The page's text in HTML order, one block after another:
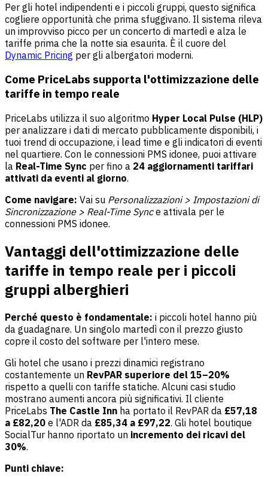
Per gli hotel indipendenti e i piccoli gruppi, questo significa
cogliere opportunità che prima sfuggivano. Il sistema rileva
un improvviso picco per un concerto di martedì e alza le
tariffe prima che la notte sia esaurita. È il cuore del
Dynamic Pricing per gli albergatori moderni.
Come PriceLabs supporta l'ottimizzazione delle
tariffe in tempo reale
PriceLabs utilizza il suo algoritmo Hyper Local Pulse (HLP)
per analizzare i dati di mercato pubblicamente disponibili, i
tuoi trend di occupazione, i lead time e gli indicatori di eventi
nel quartiere. Con le connessioni PMS idonee, puoi attivare
la Real-Time Sync per fino a 24 aggiornamenti tariffari
attivati da eventi al giorno.
Come navigare: Vai su Personalizzazioni > Impostazioni di
Sincronizzazione > Real-Time Synce attivala per le
connessioni PMS idonee.
Vantaggi dell'ottimizzazione delle
tariffe in tempo reale per i piccoli
gruppi alberghieri
Perché questo è fondamentale: i piccoli hotel hanno più
da guadagnare. Un singolo martedì con il prezzo giusto
copre il costo del software per l'intero mese.
Gli hotel che usano i prezzi dinamici registrano
costantemente un RevPAR superiore del 15–20%
rispetto a quelli con tariffe statiche. Alcuni casi studio
mostrano aumenti ancora più significativi. Il cliente
PriceLabs The Castle Inn ha portato il RevPAR da £57,18
a £82,20 e l'ADR da £85,34 a £97,22. Gli hotel boutique
SocialTur hanno riportato un incremento dei ricavi del
30%.
Punti chiave: